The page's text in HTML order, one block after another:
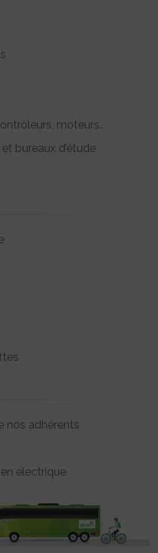
moteurs..
bureaux d’étude
nos adhérents
électrique